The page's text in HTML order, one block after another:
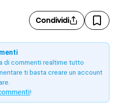
Condividi
di commenti realtime tutto
ti basta creare un account
!